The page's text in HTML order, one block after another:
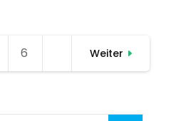
Seite
6 Weiter